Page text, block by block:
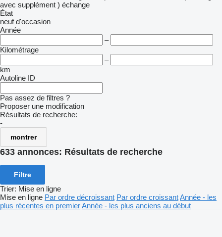
avec supplément ) échange
État
neuf d'occasion
Année
–
Kilométrage
–
km
Autoline ID
Pas assez de filtres ?
Proposer une modification
Résultats de recherche:
-
montrer
633 annonces: Résultats de recherche
Filtre
Trier: Mise en ligne
Mise en ligne Par ordre décroissant Par ordre croissantAnnée - les
plus récentes en premierAnnée - les plus anciens au début